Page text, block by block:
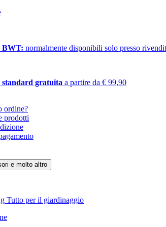
BWT: normalmente disponibili solo presso
standard gratuita a partire da € 99,90
ordine?
prodotti
Tutto per il giardinaggio